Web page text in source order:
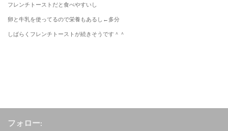
フレンチトーストだと食べやすいし
卵と牛乳を使ってるので栄養もあるし←多分
しばらくフレンチトーストが続きそうです＾＾
フォロー: